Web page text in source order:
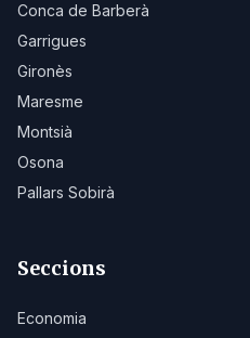
Conca de Barberà
Garrigues
Gironès
Maresme
Montsià
Osona
Pallars Sobirà
Seccions
Economia